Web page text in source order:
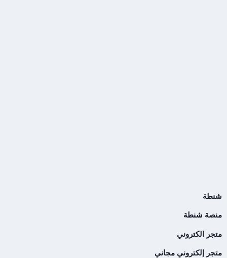
شنطة
منصة شنطة
متجر الكتروني
متجر إلكتروني مجاني